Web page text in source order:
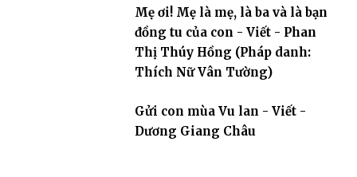
Mẹ ơi! Mẹ là mẹ, là ba và là bạn
đồng tu của con - Viết - Phan
Thị Thúy Hồng (Pháp danh:
Thích Nữ Vân Tường)
Gửi con mùa Vu lan - Viết -
Dương Giang Châu